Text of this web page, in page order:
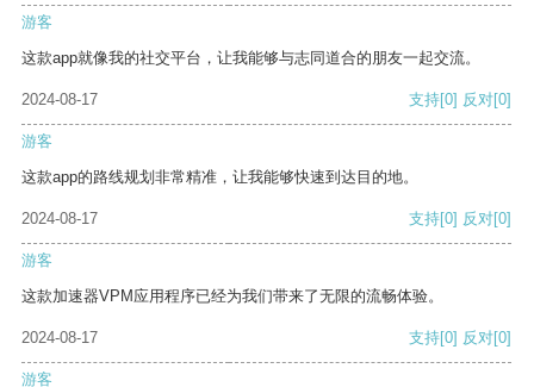
游客
这款app就像我的社交平台，让我能够与志同道合的朋友一起交流。
2024-08-17 支持[0] 反对[0]
游客
这款app的路线规划非常精准，让我能够快速到达目的地。
2024-08-17 支持[0] 反对[0]
游客
这款加速器VPM应用程序已经为我们带来了无限的流畅体验。
2024-08-17 支持[0] 反对[0]
游客